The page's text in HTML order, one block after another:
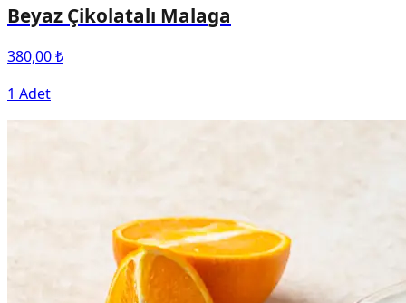
Beyaz Çikolatalı Malaga
380,00 ₺
1 Adet